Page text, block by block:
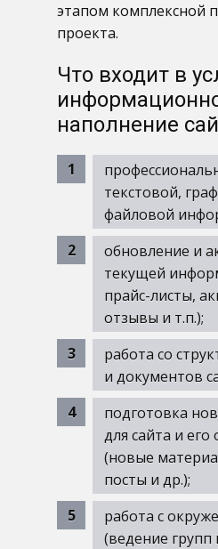
этапом комплексной
проекта.
Что входит в
наполнение
текстовой,
файловой
обновление и
текущей
прайс-листы,
отзывы и т.п.);
работа со
и документов
подготовка
для сайта и его
(новые
посты и др.);
работа с
(ведение